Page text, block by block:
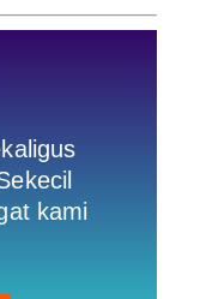
kami